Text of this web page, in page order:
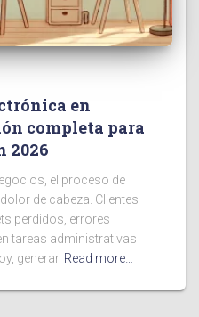
en
completa para
2026
el proceso de
de cabeza. Clientes
perdidos, errores
tareas administrativas
generar Read more…